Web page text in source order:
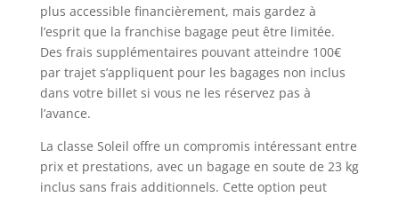
plus accessible financièrement, mais gardez à
l’esprit que la franchise bagage peut être limitée.
Des frais supplémentaires pouvant atteindre 100€
par trajet s’appliquent pour les bagages non inclus
dans votre billet si vous ne les réservez pas à
l’avance.
La classe Soleil offre un compromis intéressant entre
prix et prestations, avec un bagage en soute de 23 kg
inclus sans frais additionnels. Cette option peut